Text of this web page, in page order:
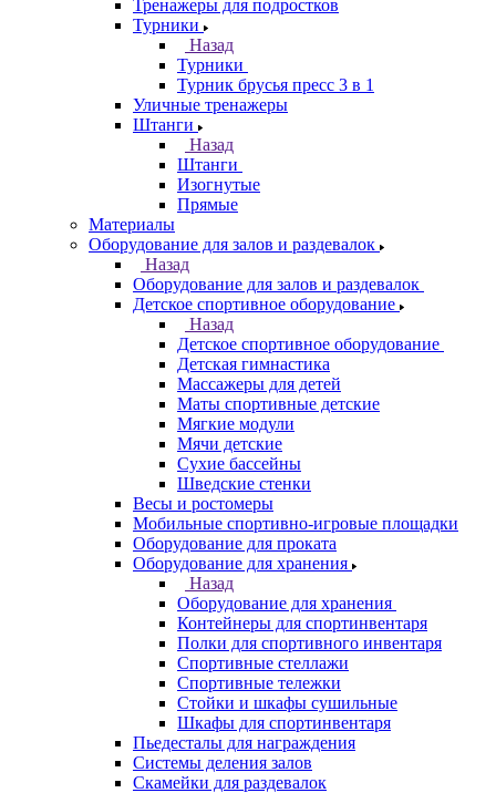
Тренажеры для подростков
Турники
Назад
Турники
Турник брусья пресс 3 в 1
Уличные тренажеры
Штанги
Назад
Штанги
Изогнутые
Прямые
Материалы
Оборудование для залов и раздевалок
Назад
Оборудование для залов и раздевалок
Детское спортивное оборудование
Назад
Детское спортивное оборудование
Детская гимнастика
Массажеры для детей
Маты спортивные детские
Мягкие модули
Мячи детские
Сухие бассейны
Шведские стенки
Весы и ростомеры
Мобильные спортивно-игровые площадки
Оборудование для проката
Оборудование для хранения
Назад
Оборудование для хранения
Контейнеры для спортинвентаря
Полки для спортивного инвентаря
Спортивные стеллажи
Спортивные тележки
Стойки и шкафы сушильные
Шкафы для спортинвентаря
Пьедесталы для награждения
Системы деления залов
Скамейки для раздевалок